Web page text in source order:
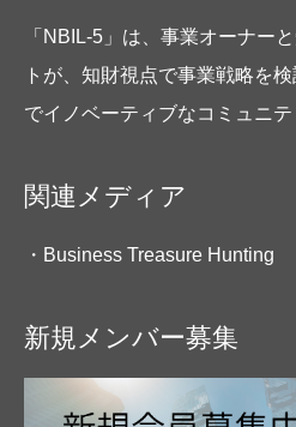
「NBIL-5」は、事業オーナー
トが、知財視点で事業戦略を
でイノベーティブなコミュニテ
関連メディア
・Business Treasure Hunting
新規メンバー募集